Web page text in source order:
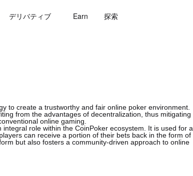
デリバティブ Earn 探索
to create a trustworthy and fair online poker environment.
from the advantages of decentralization, thus mitigating
online gaming.
role within the CoinPoker ecosystem. It is used for a
can receive a portion of their bets back in the form of
but also fosters a community-driven approach to online